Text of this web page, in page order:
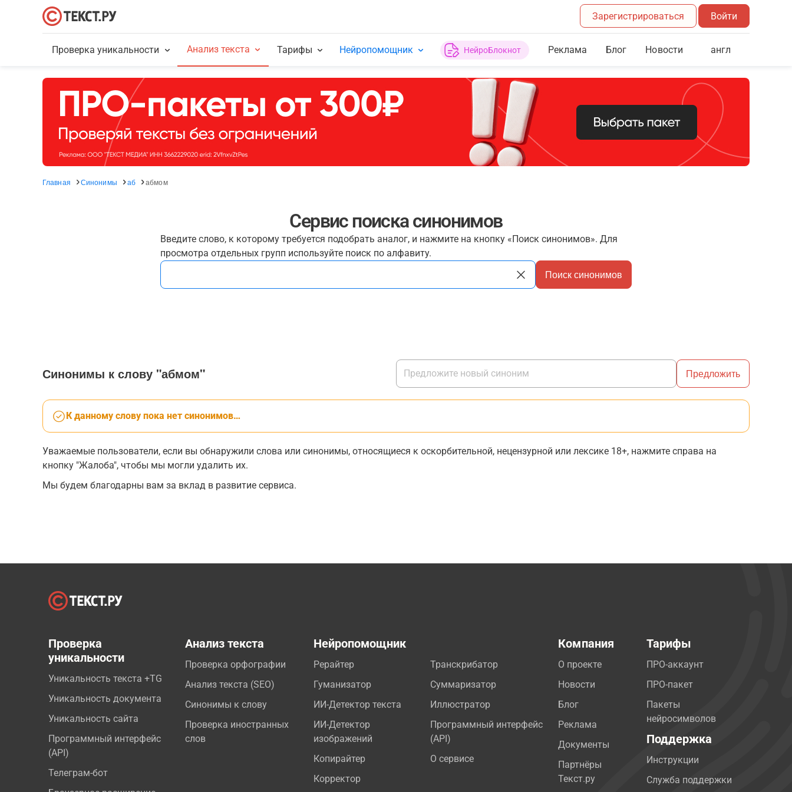
Зарегистрироваться Войти
Проверка уникальности Анализ текста Тарифы Нейропомощник НейроБлокнот Реклама Блог Новости англ
Главная Синонимы аб абмом
Сервис поиска синонимов
Введите слово, к которому требуется подобрать аналог, и нажмите на кнопку «Поиск синонимов». Для
просмотра отдельных групп используйте поиск по алфавиту.
Поиск синонимов
Синонимы к слову "абмом" Предложить
К данному слову пока нет синонимов…
Уважаемые пользователи, если вы обнаружили слова или синонимы, относящиеся к оскорбительной, нецензурной или лексике 18+, нажмите справа на
кнопку "Жалоба", чтобы мы могли удалить их.
Мы будем благодарны вам за вклад в развитие сервиса.
Проверка
уникальности
Уникальность текста +TG
Уникальность документа
Уникальность сайта
Программный интерфейс
(API)
Телеграм-бот
Анализ текста
Проверка орфографии
Анализ текста (SEO)
Синонимы к слову
Проверка иностранных
слов
Нейропомощник
Рерайтер
Гуманизатор
ИИ-Детектор текста
ИИ-Детектор
изображений
Копирайтер
Корректор
Транскрибатор
Суммаризатор
Иллюстратор
Программный интерфейс
(API)
О сервисе
Компания
О проекте
Новости
Блог
Реклама
Документы
Партнёры
Текст.ру
Тарифы
ПРО-аккаунт
ПРО-пакет
Пакеты
нейросимволов
Поддержка
Инструкции
Служба поддержки